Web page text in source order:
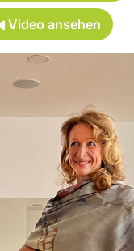
Video ansehen